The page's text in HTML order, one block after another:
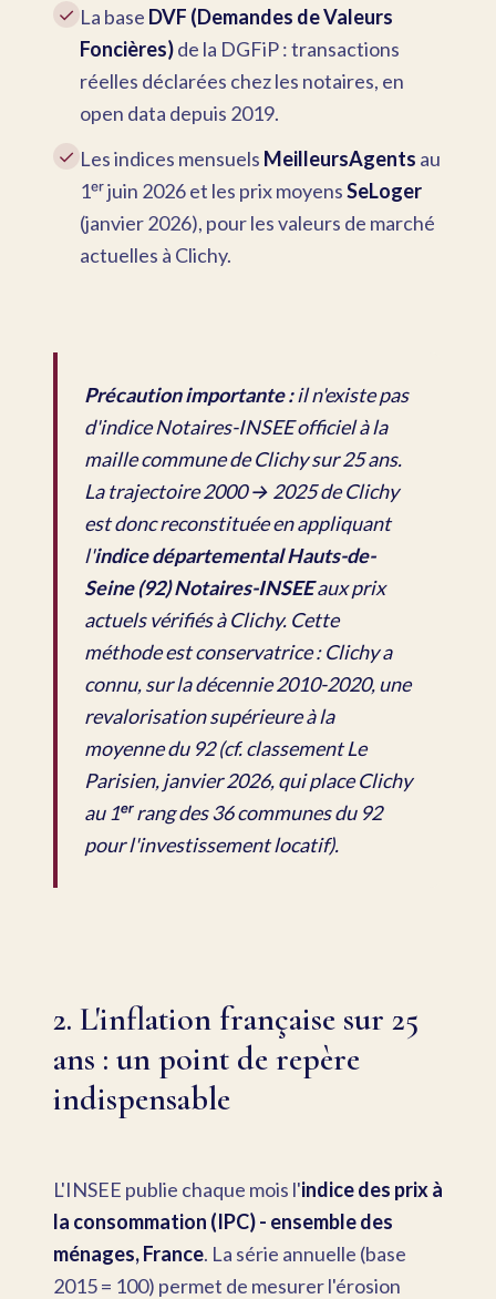
✓ La base DVF (Demandes de Valeurs
Foncières)de la DGFiP : transactions
réelles déclarées chez les notaires, en
open data depuis 2019.
✓ Les indices mensuels MeilleursAgents au
1ᵉʳ juin 2026 et les prix moyensSeLoger
(janvier 2026), pour les valeurs de marché
actuelles à Clichy.
Précaution importante :il n'existe pas
d'indice Notaires-INSEE officiel à la
maille commune de Clichy sur 25 ans.
La trajectoire 2000 → 2025 de Clichy
est donc reconstituée en appliquant
l'indice départemental Hauts-de-
Seine (92) Notaires-INSEEaux prix
actuels vérifiés à Clichy. Cette
méthode est conservatrice : Clichy a
connu, sur la décennie 2010-2020, une
revalorisation supérieure à la
moyenne du 92 (cf. classement Le
Parisien, janvier 2026, qui place Clichy
au 1ᵉʳ rang des 36 communes du 92
pour l'investissement locatif).
2. L'inflation française sur 25
ans : un point de repère
indispensable
L'INSEE publie chaque mois l'indice des prix à
la consommation (IPC) - ensemble des
ménages, France. La série annuelle (base
2015 = 100) permet de mesurer l'érosion